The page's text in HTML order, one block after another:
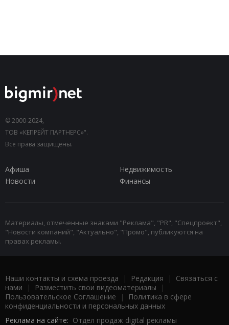
© 2000-2024,
ТОВ «КЕПРЕЙТ ПАРТНЕРС»".
Все права защищены.
Афиша
Недвижимость
Новости
Финансы
Материалы, отмеченные знаками "Реклама", "PR", "Спецпроект",
"Новости компаний", "Актуально", "Промо", публикуются на
правах рекламы.
Наши контакты и схема проезда | Редакция | Связаться с
нами | Разместить свои видеоматериалы |
Пользовательское Соглашение |
Политика в сфере
конфиденциальности и персональных данных
Реклама на сайте: Отдел продаж digital рекламы